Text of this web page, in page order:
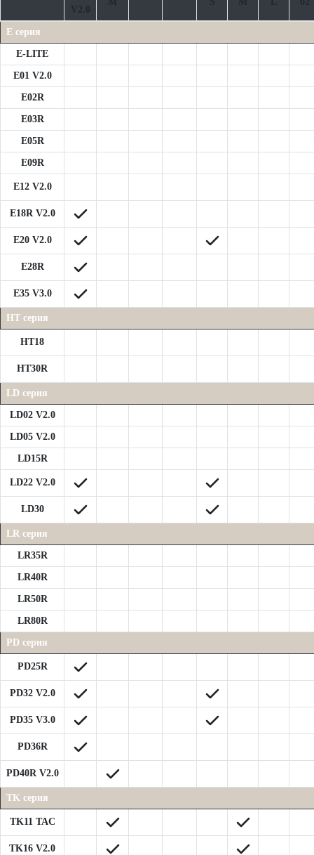
V2.0
E серия
E-LITE
E01 V2.0
E02R
E03R
E05R
E09R
E12 V2.0
E18R V2.0
E20 V2.0
E28R
E35 V3.0
HT серия
HT18
HT30R
LD серия
LD02 V2.0
LD05 V2.0
LD15R
LD22 V2.0
LD30
LR серия
LR35R
LR40R
LR50R
LR80R
PD серия
PD25R
PD32 V2.0
PD35 V3.0
PD36R
PD40R V2.0
TK серия
TK11 TAC
TK16 V2.0